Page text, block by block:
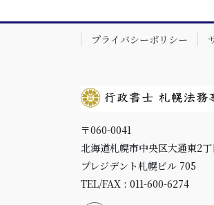
プライバシーポリシー
〒060-0041
北海道札幌市中央区大通東2
プレジデント札幌ビル 705
TEL/FAX : 011-600-6274